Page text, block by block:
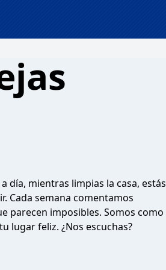
día, mientras limpias la casa, estás
Cada semana comentamos
parecen imposibles. Somos como
lugar feliz. ¿Nos escuchas?